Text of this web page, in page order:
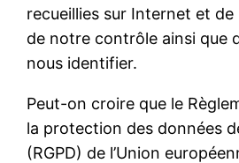
recueillies sur Internet et de
de notre contrôle ainsi que
nous identifier.
Peut-on croire que le
la protection des données
(RGPD) de l’Union